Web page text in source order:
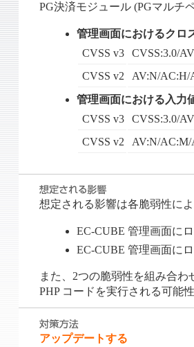
PG決済モジュール (PGマルチ
管理画面におけるクロ
CVSS v3
CVSS:3.0/
CVSS v2
AV:N/AC:H/
管理画面における入力
CVSS v3
CVSS:3.0/
CVSS v2
AV:N/AC:M/
想定される影響は各脆弱性に
EC-CUBE 管理画面に
EC-CUBE 管理画面に
また、2つの脆弱性を組み合
PHP コードを実行される可能
アップデートする